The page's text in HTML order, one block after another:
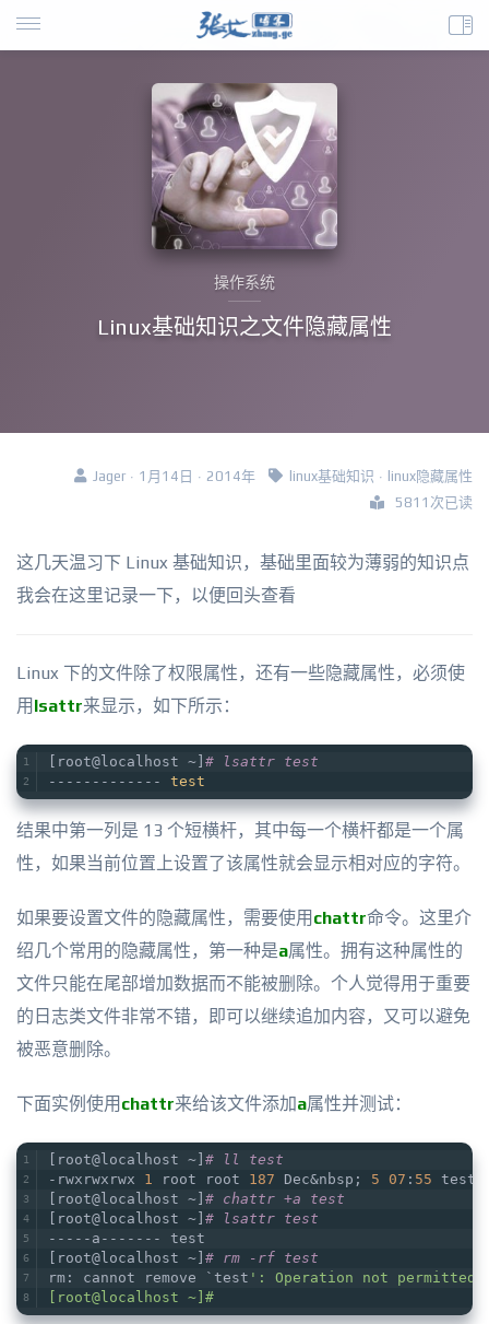
操作系统
Linux基础知识之文件隐藏属性
Jager · 1月14日 · 2014年 linux基础知识 · linux隐藏属性
5811次已读
这几天温习下 Linux 基础知识，基础里面较为薄弱的知识点
我会在这里记录一下，以便回头查看
Linux 下的文件除了权限属性，还有一些隐藏属性，必须使
用 lsattr来显示，如下所示：
[root@localhost ~] # lsattr test
------------- test
结果中第一列是 13 个短横杆，其中每一个横杆都是一个属
性，如果当前位置上设置了该属性就会显示相对应的字符。
如果要设置文件的隐藏属性，需要使用 chattr命令。这里介
绍几个常用的隐藏属性，第一种是a属性。拥有这种属性的
文件只能在尾部增加数据而不能被删除。个人觉得用于重要
的日志类文件非常不错，即可以继续追加内容，又可以避免
被恶意删除。
下面实例使用 chattr来给该文件添加a属性并测试：
[root@localhost ~] # ll test
-rwxrwxrwx 1 root root 187 Dec&nbsp; 5 07 : 55
[root@localhost ~] # chattr +a test
[root@localhost ~] # lsattr test
-----a------- test
[root@localhost ~] # rm -rf test
rm: cannot remove ` test ': Operation not
[root@localhost ~]#